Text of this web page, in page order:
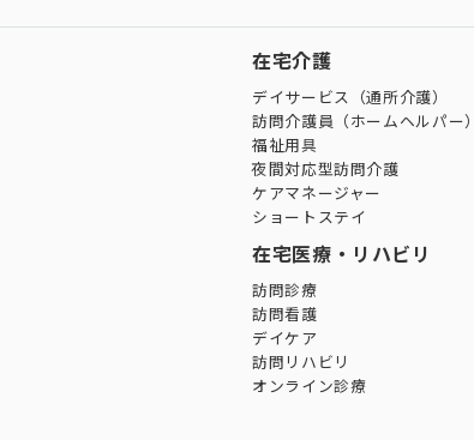
在宅介護
デイサービス（通所介護）
訪問介護員（ホームヘルパー）
福祉用具
夜間対応型訪問介護
ケアマネージャー
ショートステイ
在宅医療・リハビリ
訪問診療
訪問看護
デイケア
訪問リハビリ
オンライン診療